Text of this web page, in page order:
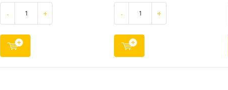
- + - +